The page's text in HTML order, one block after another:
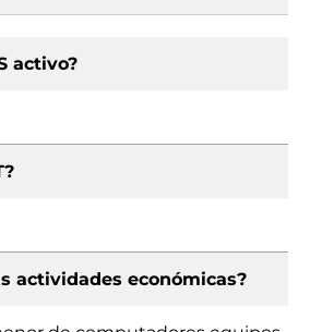
activo?
actividades económicas?